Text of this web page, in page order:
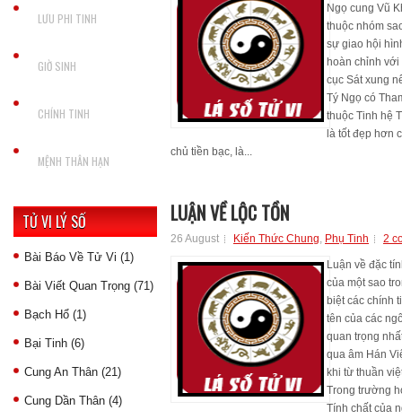
LƯU PHI TINH
GIỜ SINH
CHÍNH TINH
MỆNH THÂN HẠN
TỬ VI LÝ SỐ
Bài Báo Về Tử Vi (1)
Bài Viết Quan Trọng (71)
Bạch Hổ (1)
Bại Tinh (6)
Cung An Thân (21)
Cung Dần Thân (4)
Ngọ cung Vũ
thuộc nhóm
sự giao hội
hoàn chỉnh
cục Sát xung
Tý Ngọ có
thuộc Tinh hệ
là tốt đẹp hơn
chủ tiền bạc, là...
LUẬN VỀ LỘC TỒN
26 August Kiến Thức Chung, Phụ Tinh 2
Luận về đặc
của một sao
biệt các chính
tên của các
quan trọng
qua âm Hán
khi từ thuần
Trong trường
Tính chất của